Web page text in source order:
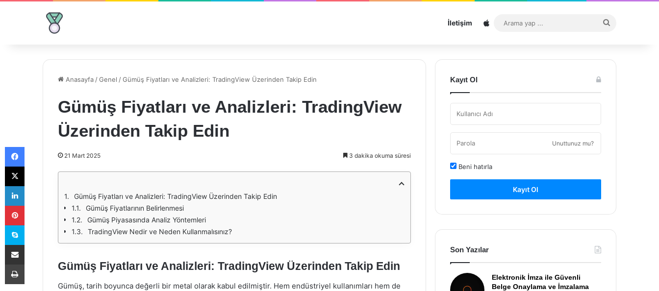
İletişim Sitemap
...
Anasayfa /Genel /Gümüş Fiyatları ve Analizleri: TradingView Üzerinden Takip Edin
Gümüş Fiyatları ve Analizleri: TradingView
Üzerinden Takip Edin
21 Mart 2025 3 dakika okuma süresi
Gümüş Fiyatları ve Analizleri: TradingView Üzerinden Takip Edin
Gümüş Fiyatlarının Belirlenmesi
Gümüş Piyasasında Analiz Yöntemleri
TradingView Nedir ve Neden Kullanmalısınız?
Gümüş Fiyatları ve Analizleri: TradingView Üzerinden Takip Edin
Gümüş, tarih boyunca değerli bir metal olarak kabul edilmiştir. Hem endüstriyel kullanımları hem de
Kayıt Ol
Unuttunuz mu?
Beni hatırla
Kayıt Ol
Son Yazılar
Elektronik İmza ile Güvenli
Belge Onaylama ve İmzalama
Facebook
X
LinkedIn
Pinterest
Skype
E-Posta ile paylaş